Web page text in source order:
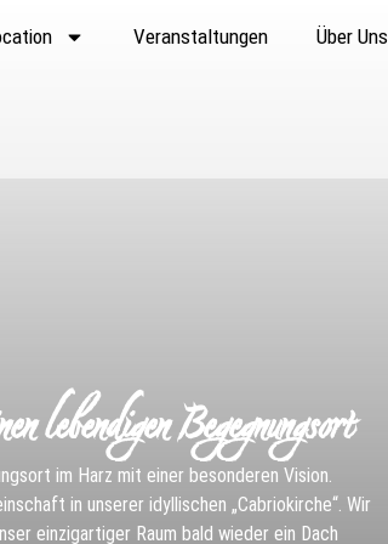
Veranstaltungen Über Uns
lebendigen Begegnungsort
im Harz mit einer besonderen Vision.
in unserer idyllischen „Cabriokirche“. Wir
einzigartiger Raum bald wieder ein Dach